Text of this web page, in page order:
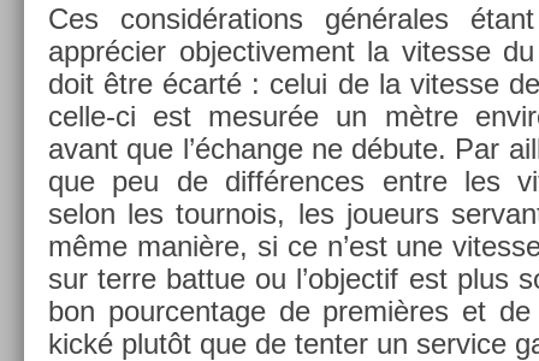
Ces con­sidéra­tions générales
apprécier ob­jec­tive­ment la vites­se
doit être écarté : celui de la vites­se
celle-ci est mesurée un mètre
avant que l’échan­ge ne débute. Par
que peu de dif­fér­ences entre les
selon les tour­nois, les joueurs
même manière, si ce n’est une
sur terre bat­tue ou l’ob­jectif est plus
bon pour­centage de premières et
kické plutôt que de tent­er un ser­vice